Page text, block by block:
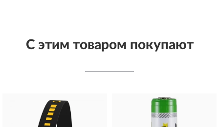
С этим товаром покупают